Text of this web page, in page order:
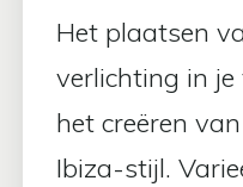
Het plaatsen
verlichting in
het creëren
Ibiza-stijl.